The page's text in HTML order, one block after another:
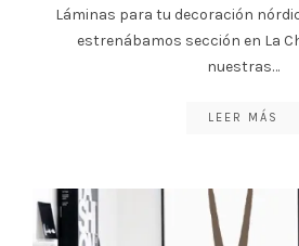
Láminas para tu decoración
estrenábamos sección en La
nuestras…
LEER MÁS